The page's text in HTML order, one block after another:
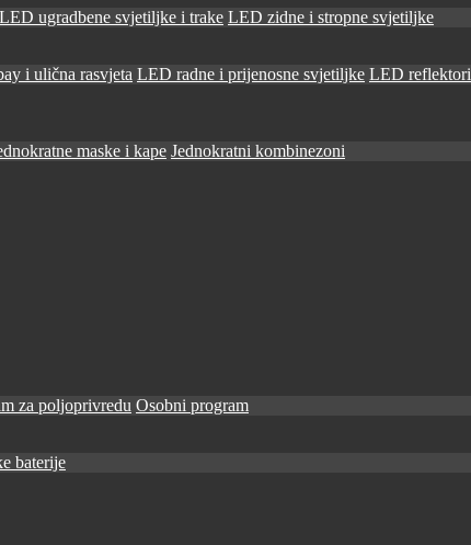
LED ugradbene svjetiljke i trake LED zidne i stropne svjetiljke
i ulična rasvjeta LED radne i prijenosne svjetiljke LED reflektori
maske i kape Jednokratni kombinezoni
za poljoprivredu Osobni program
baterije